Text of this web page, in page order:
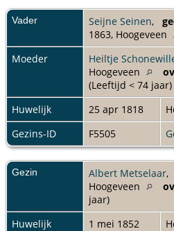
Vader Seijne Seinen,
1863, Hoogeveen
Moeder
Heiltje
Hoogeveen
(Leeftijd < 74 jaar)
Huwelijk
25 apr 1818
Gezins-ID
F5505
Gezin Albert Metselaar,
Hoogeveen
jaar)
Huwelijk
1 mei 1852